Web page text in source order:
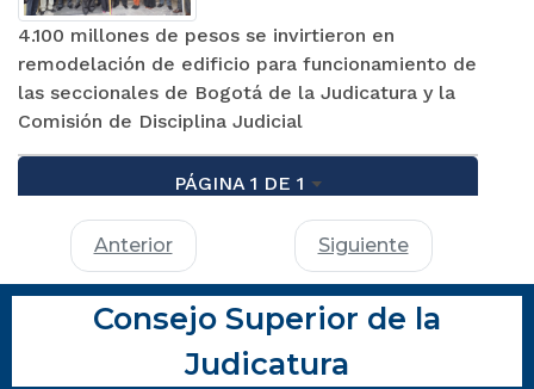
4.100 millones de pesos se invirtieron en
remodelación de edificio para funcionamiento de
las seccionales de Bogotá de la Judicatura y la
Comisión de Disciplina Judicial
PÁGINA 1 DE 1
Anterior Siguiente
Consejo Superior de la
Judicatura